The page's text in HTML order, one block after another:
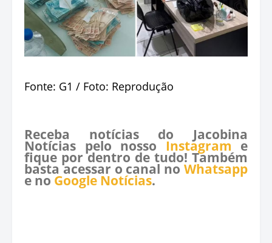
Fonte: G1 / Foto: Reprodução
Receba notícias do Jacobina
Notícias pelo nosso Instagram e
fique por dentro de tudo! Também
basta acessar o canal no Whatsapp
e no Google Notícias.